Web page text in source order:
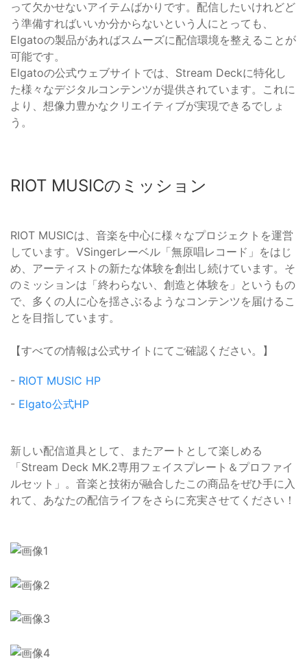
って欠かせないアイテムばかりです。配信したいけれどど
う準備すればいいか分からないという人にとっても、
Elgatoの製品があればスムーズに配信環境を整えることが
可能です。
Elgatoの公式ウェブサイトでは、Stream Deckに特化し
た様々なデジタルコンテンツが提供されています。これに
より、想像力豊かなクリエイティブが実現できるでしょ
う。
RIOT MUSICのミッション
RIOT MUSICは、音楽を中心に様々なプロジェクトを運営
しています。VSingerレーベル「無原唱レコード」をはじ
め、アーティストの新たな体験を創出し続けています。そ
のミッションは「終わらない、創造と体験を」というもの
で、多くの人に心を揺さぶるようなコンテンツを届けるこ
とを目指しています。
【すべての情報は公式サイトにてご確認ください。】
- RIOT MUSIC HP
- Elgato公式HP
新しい配信道具として、またアートとして楽しめる
「Stream Deck MK.2専用フェイスプレート＆プロファイ
ルセット」。音楽と技術が融合したこの商品をぜひ手に入
れて、あなたの配信ライフをさらに充実させてください！